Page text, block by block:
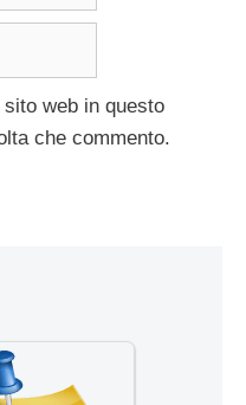
web in questo
che commento.